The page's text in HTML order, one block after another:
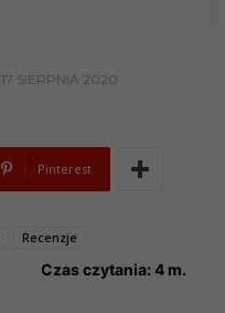
17 SIERPNIA 2020
Pinterest
Recenzje
Czas czytania: 4 m.